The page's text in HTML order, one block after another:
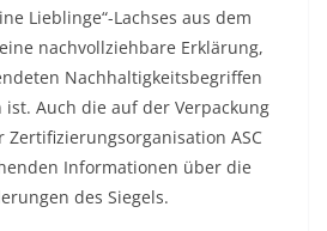
Lieblinge“-Lachses aus dem
nachvollziehbare Erklärung,
Nachhaltigkeitsbegriffen
ist. Auch die auf der Verpackung
ASC
Informationen über die
des Siegels.